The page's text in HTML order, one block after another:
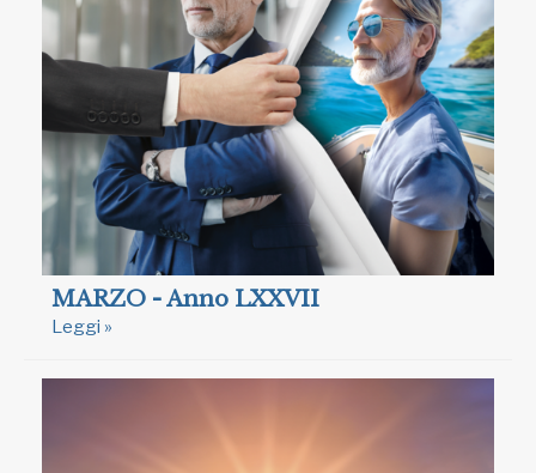
MARZO - Anno LXXVII
Leggi »